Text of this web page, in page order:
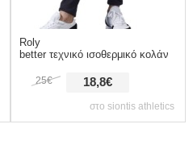
στο siontis athletics
Roly
better τεχνικό ισοθερμικό κολάν
18,8€
25€